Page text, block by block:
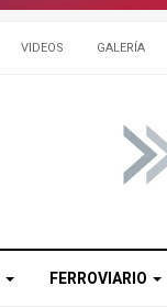
VIDEOS GALERÍA
FERROVIARIO